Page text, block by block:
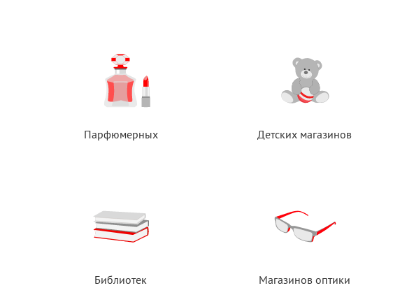
Парфюмерных Детских магазинов
Библиотек Магазинов оптики